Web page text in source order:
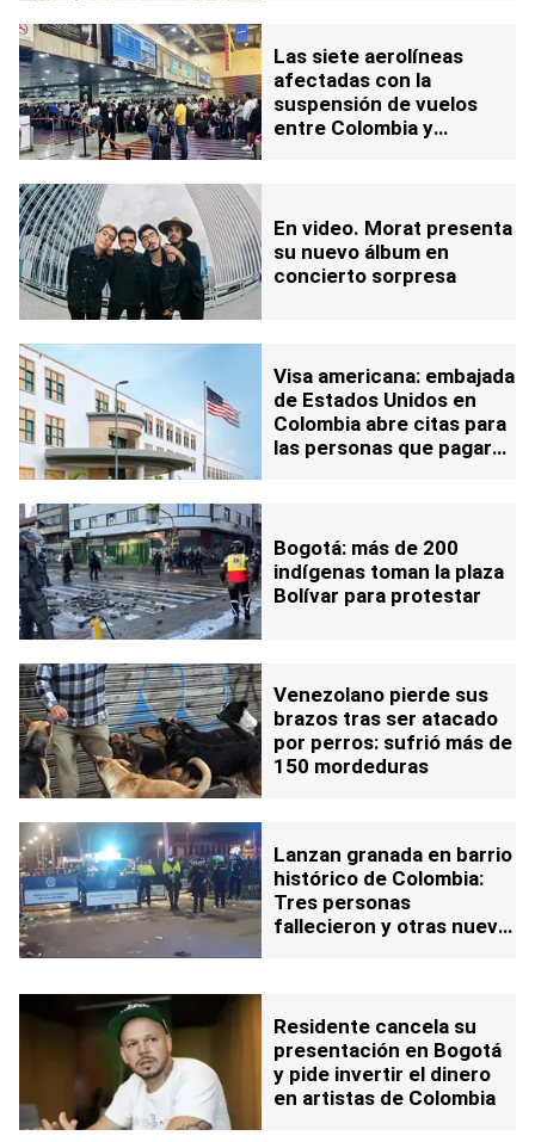
Las siete aerolíneas
afectadas con la
suspensión de vuelos
entre Colombia y
En video. Morat presenta
su nuevo álbum en
concierto sorpresa
Visa americana: embajada
de Estados Unidos en
Colombia abre citas para
las personas que pagaron
Bogotá: más de 200
indígenas toman la plaza
Bolívar para protestar
Venezolano pierde sus
brazos tras ser atacado
por perros: sufrió más de
150 mordeduras
Lanzan granada en barrio
histórico de Colombia:
Tres personas
fallecieron y otras nueve
Residente cancela su
presentación en Bogotá
y pide invertir el dinero
en artistas de Colombia